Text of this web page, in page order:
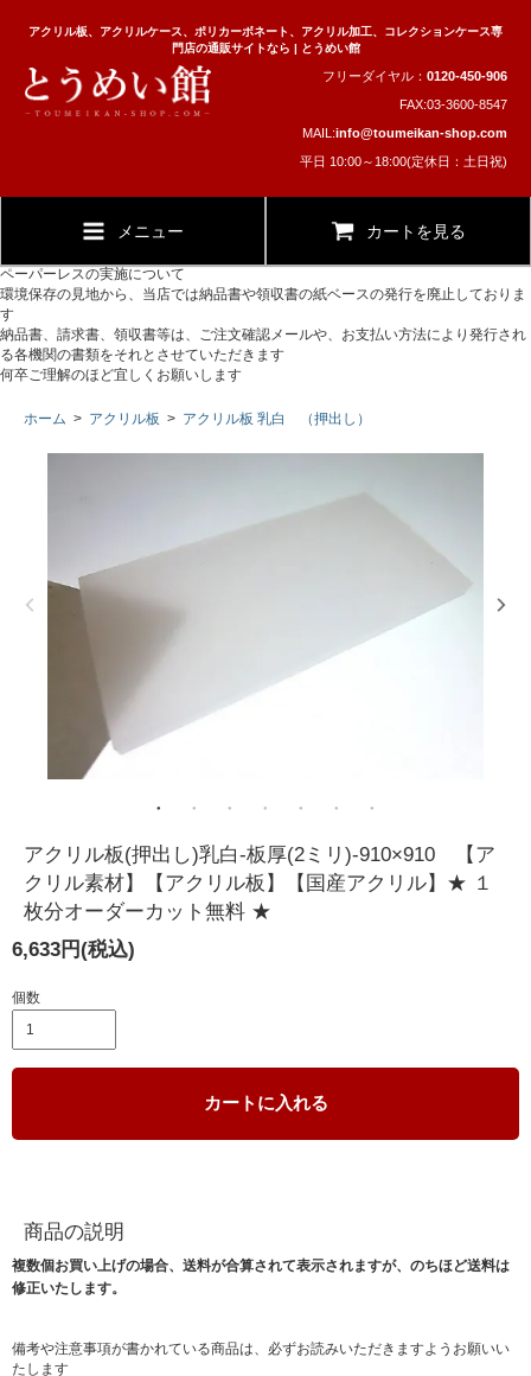
アクリル板、アクリルケース、ポリカーボネート、アクリル加工、コレクションケース専
門店の通販サイトなら | とうめい館
フリーダイヤル： 0120-450-906
FAX:03-3600-8547
MAIL:info@toumeikan-shop.com
平日 10:00～18:00(定休日：土日祝)
メニュー カートを見る
ペーパーレスの実施について
環境保存の見地から、当店では納品書や領収書の紙ベースの発行を廃止しておりま
す
納品書、請求書、領収書等は、ご注文確認メールや、お支払い方法により発行され
る各機関の書類をそれとさせていただきます
何卒ご理解のほど宜しくお願いします
ホーム > アクリル板 > アクリル板 乳白 （押出し）
アクリル板(押出し)乳白-板厚(2ミリ)-910×910 【ア
クリル素材】【アクリル板】【国産アクリル】★ １
枚分オーダーカット無料 ★
6,633円(税込)
個数
カートに入れる
商品の説明
複数個お買い上げの場合、送料が合算されて表示されますが、のちほど送料は
修正いたします。
備考や注意事項が書かれている商品は、必ずお読みいただきますようお願いい
たします